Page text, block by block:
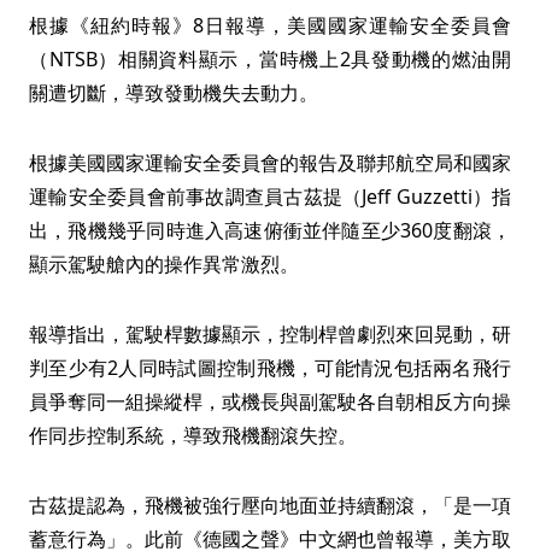
根據《紐約時報》8日報導，美國國家運輸安全委員會
（NTSB）相關資料顯示，當時機上2具發動機的燃油開
關遭切斷，導致發動機失去動力。
根據美國國家運輸安全委員會的報告及聯邦航空局和國家
運輸安全委員會前事故調查員古茲提（Jeff Guzzetti）指
出，飛機幾乎同時進入高速俯衝並伴隨至少360度翻滾，
顯示駕駛艙內的操作異常激烈。
報導指出，駕駛桿數據顯示，控制桿曾劇烈來回晃動，研
判至少有2人同時試圖控制飛機，可能情況包括兩名飛行
員爭奪同一組操縱桿，或機長與副駕駛各自朝相反方向操
作同步控制系統，導致飛機翻滾失控。
古茲提認為，飛機被強行壓向地面並持續翻滾，「是一項
蓄意行為」。此前《德國之聲》中文網也曾報導，美方取